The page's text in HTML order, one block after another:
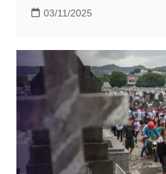
03/11/2025